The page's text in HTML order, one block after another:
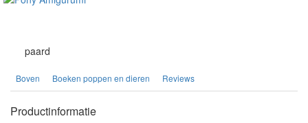
paard
Boven Boeken poppen en dieren Reviews
Productinformatie